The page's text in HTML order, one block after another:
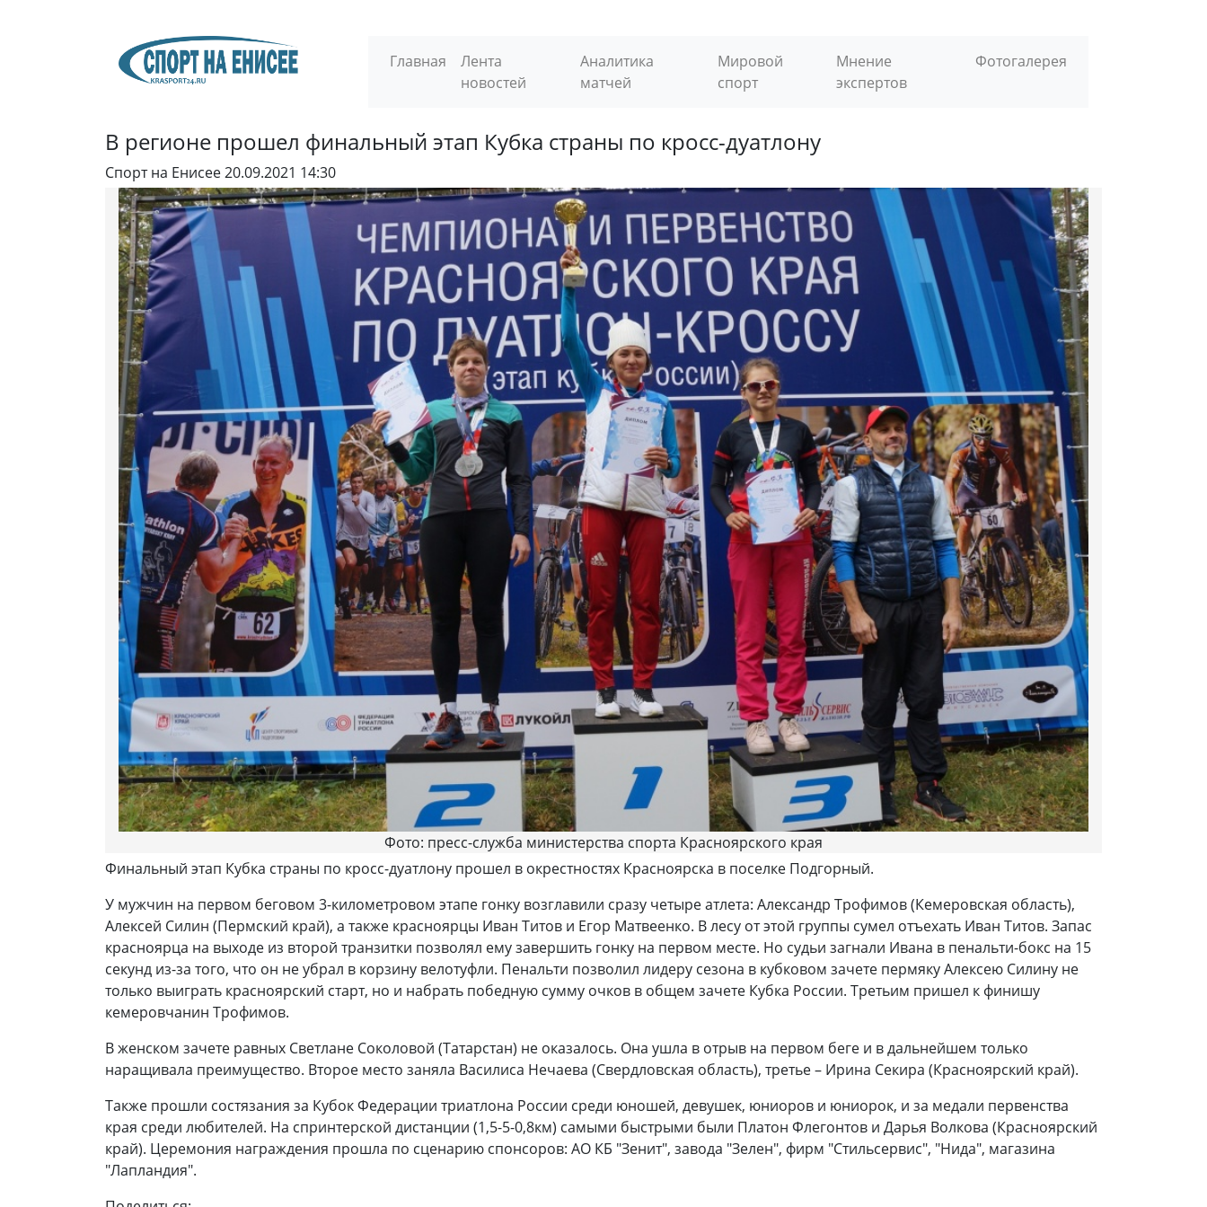
Главная
Лента
новостей
Аналитика
матчей
Мировой
спорт
Мнение
экспертов
Фотогалерея
В регионе прошел финальный этап Кубка страны по кросс-дуатлону
Спорт на Енисее20.09.2021 14:30
Фото: пресс-служба министерства спорта Красноярского края
Финальный этап Кубка страны по кросс-дуатлону прошел в окрестностях Красноярска в поселке Подгорный.
У мужчин на первом беговом 3-километровом этапе гонку возглавили сразу четыре атлета: Александр Трофимов (Кемеровская область),
Алексей Силин (Пермский край), а также красноярцы Иван Титов и Егор Матвеенко. В лесу от этой группы сумел отъехать Иван Титов. Запас
красноярца на выходе из второй транзитки позволял ему завершить гонку на первом месте. Но судьи загнали Ивана в пенальти-бокс на 15
секунд из-за того, что он не убрал в корзину велотуфли. Пенальти позволил лидеру сезона в кубковом зачете пермяку Алексею Силину не
только выиграть красноярский старт, но и набрать победную сумму очков в общем зачете Кубка России. Третьим пришел к финишу
кемеровчанин Трофимов.
В женском зачете равных Светлане Соколовой (Татарстан) не оказалось. Она ушла в отрыв на первом беге и в дальнейшем только
наращивала преимущество. Второе место заняла Василиса Нечаева (Свердловская область), третье – Ирина Секира (Красноярский край).
Также прошли состязания за Кубок Федерации триатлона России среди юношей, девушек, юниоров и юниорок, и за медали первенства
края среди любителей. На спринтерской дистанции (1,5-5-0,8км) самыми быстрыми были Платон Флегонтов и Дарья Волкова (Красноярский
край). Церемония награждения прошла по сценарию спонсоров: АО КБ "Зенит", завода "Зелен", фирм "Стильсервис", "Нида", магазина
"Лапландия".